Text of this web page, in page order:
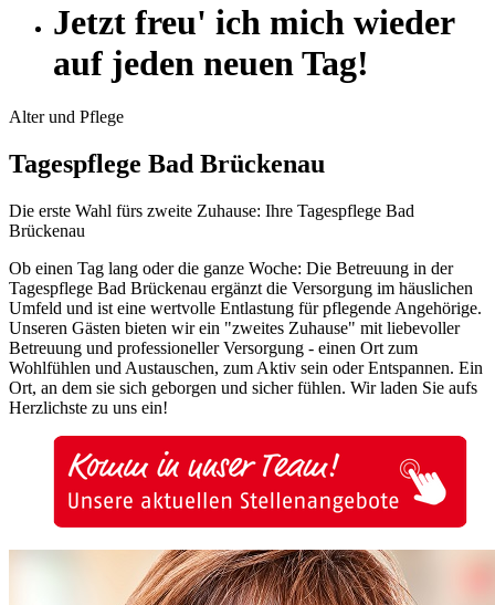
Jetzt freu' ich mich wieder
auf jeden neuen Tag!
Alter und Pflege
Tagespflege Bad Brückenau
Die erste Wahl fürs zweite Zuhause: Ihre Tagespflege Bad
Brückenau
Ob einen Tag lang oder die ganze Woche: Die Betreuung in der
Tagespflege Bad Brückenau ergänzt die Versorgung im häuslichen
Umfeld und ist eine wertvolle Entlastung für pflegende Angehörige.
Unseren Gästen bieten wir ein "zweites Zuhause" mit liebevoller
Betreuung und professioneller Versorgung - einen Ort zum
Wohlfühlen und Austauschen, zum Aktiv sein oder Entspannen. Ein
Ort, an dem sie sich geborgen und sicher fühlen. Wir laden Sie aufs
Herzlichste zu uns ein!